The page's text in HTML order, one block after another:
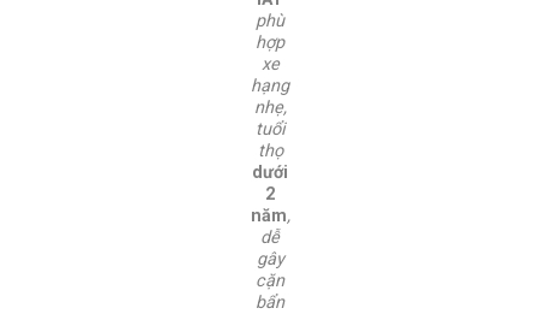
phù
hợp
xe
hạng
nhẹ,
tuổi
thọ
dưới
2
năm,
dễ
gây
cặn
bẩn